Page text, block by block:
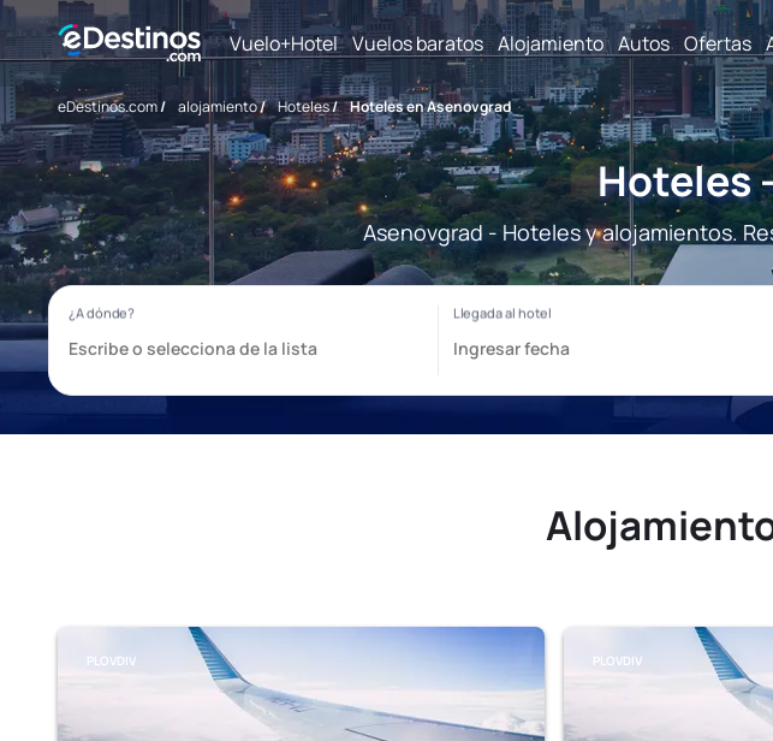
Vuelo+Hotel Vuelos baratos Alojamiento Autos Ofertas
eDestinos.com/ alojamiento/ Hoteles/ Hoteles en Asenovgrad
Hoteles
Asenovgrad - Hoteles y alojamientos.
PLOVDIV PLOVDIV